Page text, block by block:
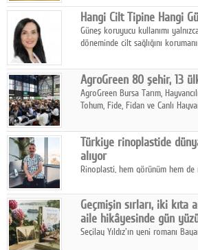
aksiyonu ve karanlık fantastik
sürdürüyor.
Hangi Cilt Tipine Hangi
Güneş koruyucu kullanımı
döneminde cilt sağlığını
AgroGreen 80 şehir, 13
AgroGreen Bursa Tarım,
Tohum, Fide, Fidan ve Canlı
Türkiye rinoplastide
alıyor
Rinoplasti, hem görünüm hem de
biri konumunda.
Geçmişin sırları, iki kıta
aile hikâyesinde gün
Seçilay Yıldız'ın yeni romanı